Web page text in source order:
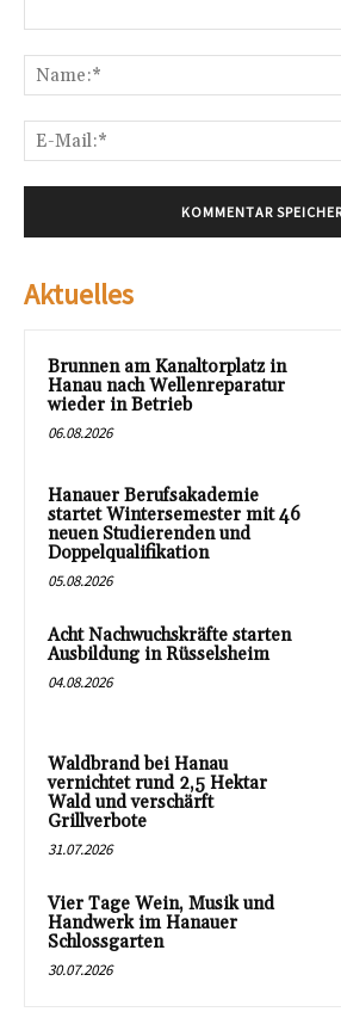
Aktuelles
Brunnen am Kanaltorplatz in
Hanau nach Wellenreparatur
wieder in Betrieb
06.08.2026
Hanauer Berufsakademie
startet Wintersemester mit 46
neuen Studierenden und
Doppelqualifikation
05.08.2026
Acht Nachwuchskräfte starten
Ausbildung in Rüsselsheim
04.08.2026
Waldbrand bei Hanau
vernichtet rund 2,5 Hektar
Wald und verschärft
Grillverbote
31.07.2026
Vier Tage Wein, Musik und
Handwerk im Hanauer
Schlossgarten
30.07.2026